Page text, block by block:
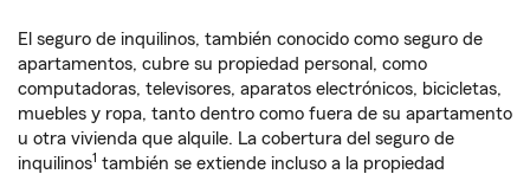
El seguro de inquilinos, también conocido como seguro de
apartamentos, cubre su propiedad personal, como
computadoras, televisores, aparatos electrónicos, bicicletas,
muebles y ropa, tanto dentro como fuera de su apartamento
u otra vivienda que alquile. La cobertura del seguro de
inquilinos1 también se extiende incluso a la propiedad